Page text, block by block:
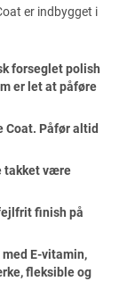
er indbygget i
forseglet polish
er let at påføre
Coat. Påfør altid
takket være
finish på
E-vitamin,
fleksible og